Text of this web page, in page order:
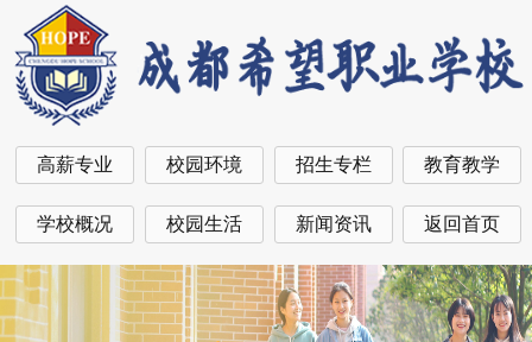
高薪专业 校园环境 招生专栏 教育教学
学校概况 校园生活 新闻资讯 返回首页